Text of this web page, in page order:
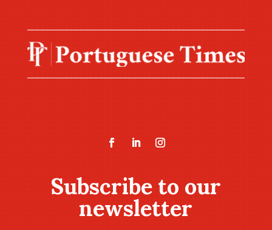
Subscribe to our
newsletter